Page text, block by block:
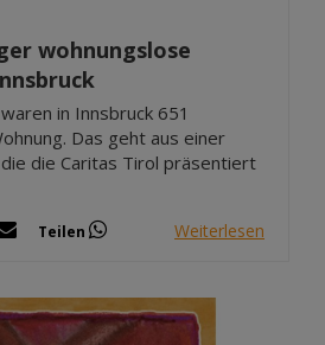
wohnungslose
in Innsbruck 651
Das geht aus einer
die Caritas Tirol präsentiert
Teilen Weiterlesen